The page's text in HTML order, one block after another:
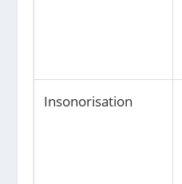
Insonorisation